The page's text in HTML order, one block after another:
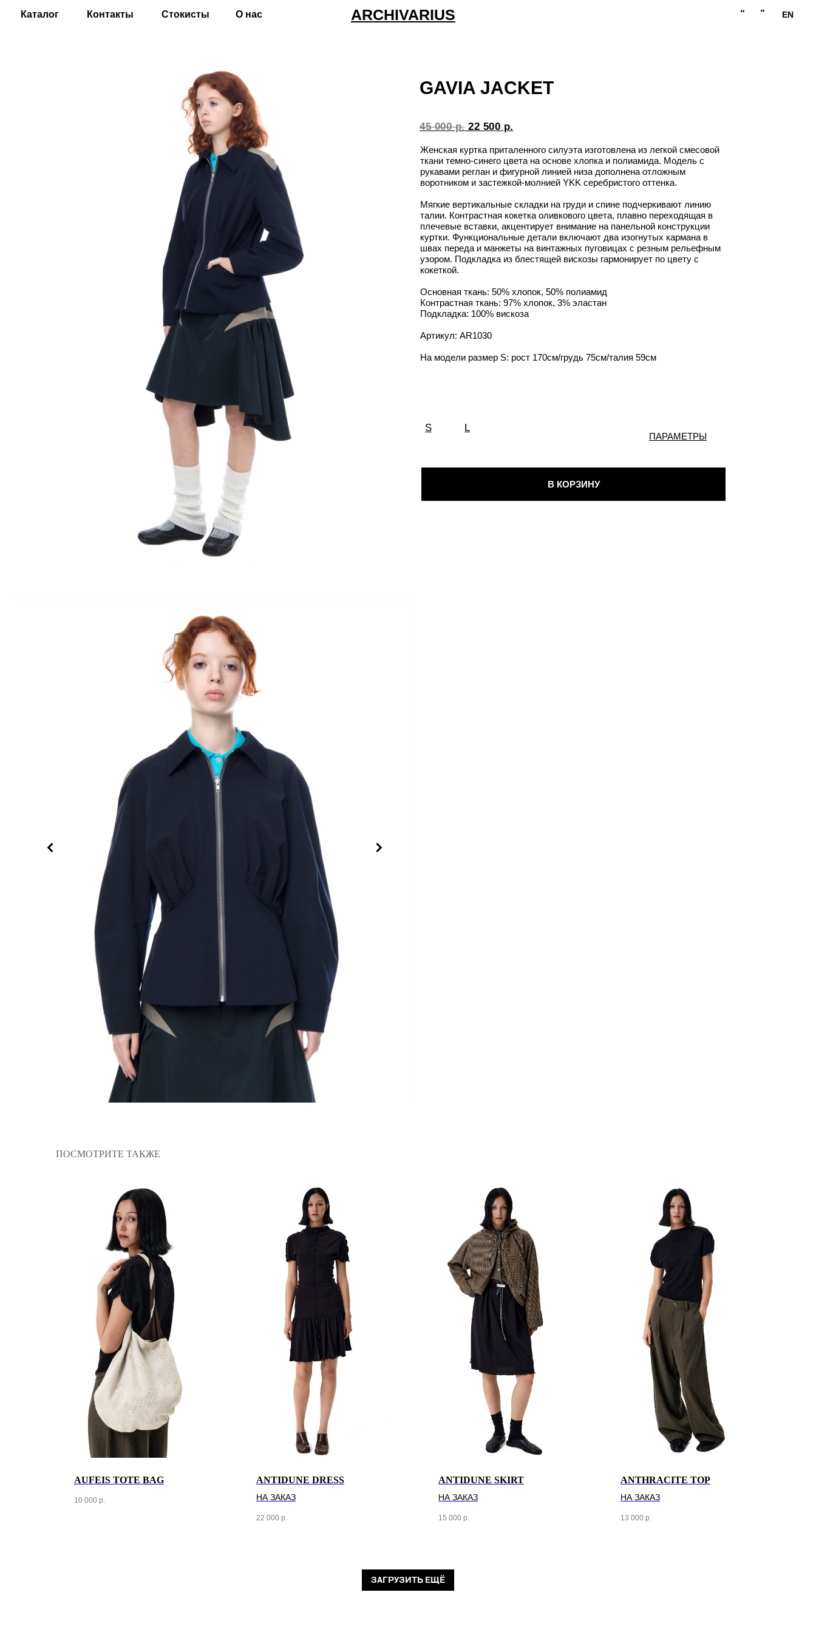
ARCHIVARIUS
Каталог Контакты Стокисты О нас ”
“ EN
В КОРЗИНУ
S L
ПАРАМЕТРЫ
Женская куртка приталенного силуэта изготовлена из легкой смесовой
ткани темно-синего цвета на основе хлопка и полиамида. Модель с
рукавами реглан и фигурной линией низа дополнена отложным
воротником и застежкой-молнией YKK серебристого оттенка.
Мягкие вертикальные складки на груди и спине подчеркивают линию
талии. Контрастная кокетка оливкового цвета, плавно переходящая в
плечевые вставки, акцентирует внимание на панельной конструкции
куртки. Функциональные детали включают два изогнутых кармана в
швах переда и манжеты на винтажных пуговицах с резным рельефным
узором. Подкладка из блестящей вискозы гармонирует по цвету с
кокеткой.
Основная ткань: 50% хлопок, 50% полиамид
Контрастная ткань: 97% хлопок, 3% эластан
Подкладка: 100% вискоза
Артикул: AR1030
На модели размер S: рост 170см/грудь 75см/талия 59см
45 000 р.22 500 р.
GAVIA JACKET
ПОСМОТРИТЕ ТАКЖЕ
AUFEIS TOTE BAG
10 000 р.
ANTIDUNE DRESS
НА ЗАКАЗ
22 000 р.
ANTIDUNE SKIRT
НА ЗАКАЗ
15 000 р.
ANTHRACITE TOP
НА ЗАКАЗ
13 000 р.
ЗАГРУЗИТЬ ЕЩЁ